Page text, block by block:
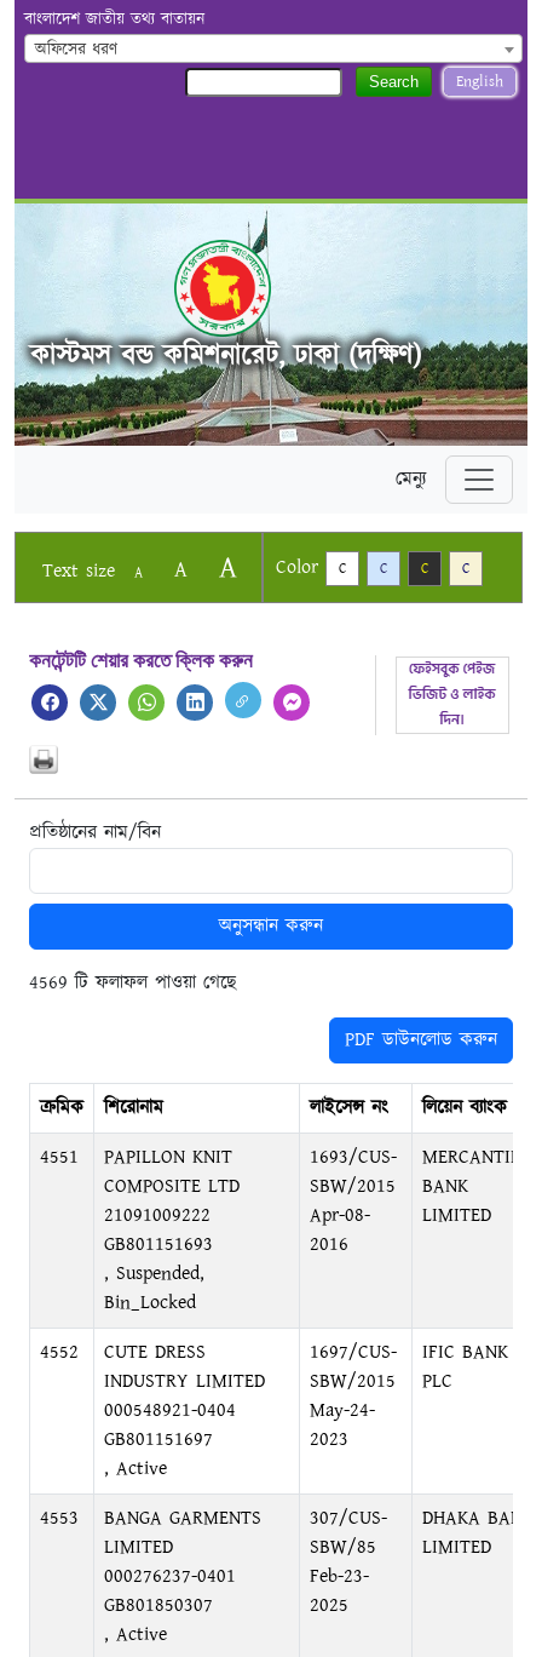
বাংলাদেশ জাতীয় তথ্য বাতায়ন
অফিসের ধরণ
English
Search
কাস্টমস বন্ড কমিশনারেট, ঢাকা (দক্ষিণ)
মেন্যু
Text size A A A Color C C C C
কনটেন্টটি শেয়ার করতে ক্লিক করুন
প্রতিষ্ঠানের নাম/বিন
অনুসন্ধান করুন
4569 টি ফলাফল পাওয়া গেছে
PDF ডাউনলোড করুন
ক্রমিক শিরোনাম লাইসেন্স নং
লিয়েন ব্যাংক
4551
PAPILLON KNIT
COMPOSITE LTD
21091009222
GB801151693
, Suspended,
Bin_Locked
1693/CUS-
SBW/2015
Apr-08-
2016
MERCANTILE
BANK
LIMITED
4552
CUTE DRESS
INDUSTRY LIMITED
000548921-0404
GB801151697
, Active
1697/CUS-
SBW/2015
May-24-
2023
IFIC BANK
PLC
4553
BANGA GARMENTS
LIMITED
000276237-0401
GB801850307
, Active
307/CUS-
SBW/85
Feb-23-
2025
DHAKA BANK
LIMITED